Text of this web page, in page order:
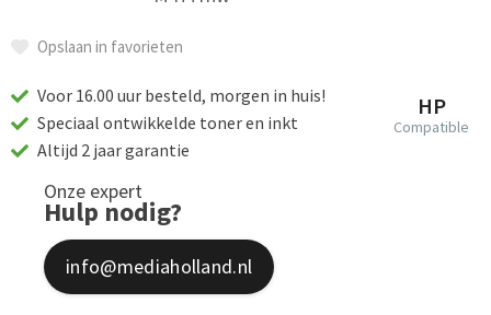
Opslaan in favorieten
HP
Compatible
Voor 16.00 uur besteld, morgen in huis!
Speciaal ontwikkelde toner en inkt
Altijd 2 jaar garantie
Onze expert
Hulp nodig?
info@mediaholland.nl